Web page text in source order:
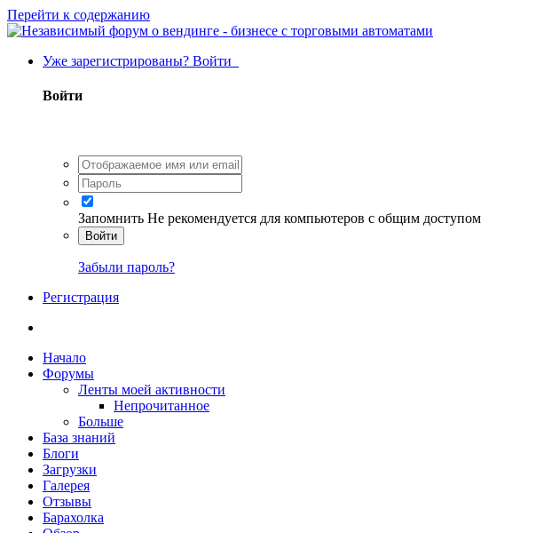
Перейти к содержанию
Уже зарегистрированы? Войти
Войти
Запомнить Не рекомендуется для компьютеров с общим доступом
Войти
Забыли пароль?
Регистрация
Начало
Форумы
Ленты моей активности
Непрочитанное
Больше
База знаний
Блоги
Загрузки
Галерея
Отзывы
Барахолка